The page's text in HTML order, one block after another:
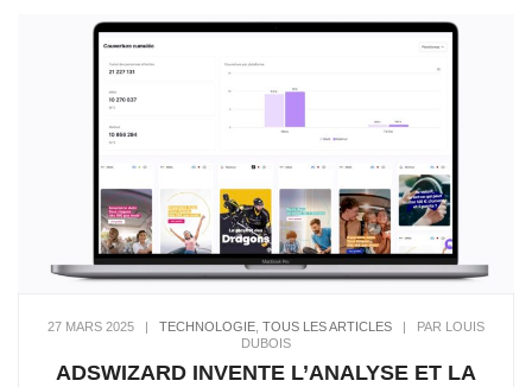
27 MARS 2025 TECHNOLOGIE TOUS LES ARTICLES
PAR LOUIS
DUBOIS
ADSWIZARD INVENTE L’ANALYSE ET LA